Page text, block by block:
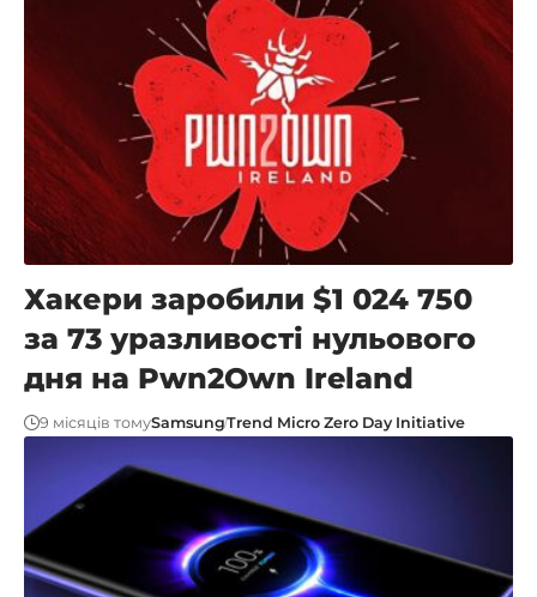
Хакери заробили $1 024 750
за 73 уразливості нульового
дня на Pwn2Own Ireland
9 місяців томуSamsungTrend Micro Zero Day Initiative